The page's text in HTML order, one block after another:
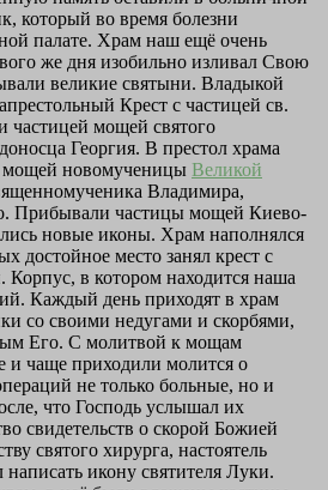
который во время болезни
палате. Храм наш ещё очень
же дня изобильно изливал Свою
великие святыни. Владыкой
Крест с частицей св.
частицей мощей святого
Георгия. В престол храма
новомученицы Великой
Владимира,
Прибывали частицы мощей Киево-
новые иконы. Храм наполнялся
достойное место занял крест с
в котором находится наша
Каждый день приходят в храм
со своими недугами и скорбями,
Его. С молитвой к мощам
и чаще приходили молится о
не только больные, но и
что Господь услышал их
свидетельств о скорой Божией
святого хирурга, настоятель
написать икону святителя Луки.